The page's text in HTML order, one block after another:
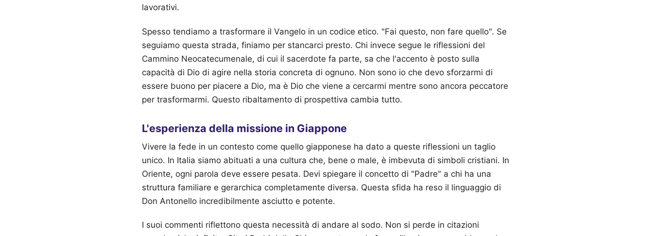
lavorativi.
Spesso tendiamo a trasformare il Vangelo in un codice etico. "Fai questo, non fare quello". Se
seguiamo questa strada, finiamo per stancarci presto. Chi invece segue le riflessioni del
Cammino Neocatecumenale, di cui il sacerdote fa parte, sa che l'accento è posto sulla
capacità di Dio di agire nella storia concreta di ognuno. Non sono io che devo sforzarmi di
essere buono per piacere a Dio, ma è Dio che viene a cercarmi mentre sono ancora peccatore
per trasformarmi. Questo ribaltamento di prospettiva cambia tutto.
L'esperienza della missione in Giappone
Vivere la fede in un contesto come quello giapponese ha dato a queste riflessioni un taglio
unico. In Italia siamo abituati a una cultura che, bene o male, è imbevuta di simboli cristiani. In
Oriente, ogni parola deve essere pesata. Devi spiegare il concetto di "Padre" a chi ha una
struttura familiare e gerarchica completamente diversa. Questa sfida ha reso il linguaggio di
Don Antonello incredibilmente asciutto e potente.
I suoi commenti riflettono questa necessità di andare al sodo. Non si perde in citazioni